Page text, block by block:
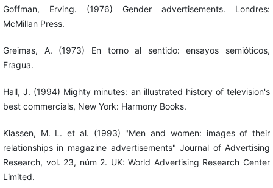
Goffman, Erving. (1976) Gender advertisements. Londres:
McMillan Press.
Greimas, A. (1973) En torno al sentido: ensayos semióticos,
Fragua.
Hall, J. (1994) Mighty minutes: an illustrated history of television's
best commercials, New York: Harmony Books.
Klassen, M. L. et al. (1993) "Men and women: images of their
relationships in magazine advertisements" Journal of Advertising
Research, vol. 23, núm 2. UK: World Advertising Research Center
Limited.